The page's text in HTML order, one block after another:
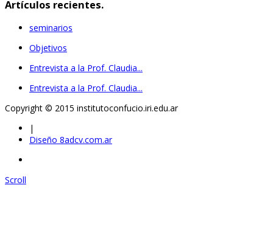
Artículos recientes.
seminarios
Objetivos
Entrevista a la Prof. Claudia...
Entrevista a la Prof. Claudia...
Copyright © 2015 institutoconfucio.iri.edu.ar
|
Diseño 8adcv.com.ar
Scroll